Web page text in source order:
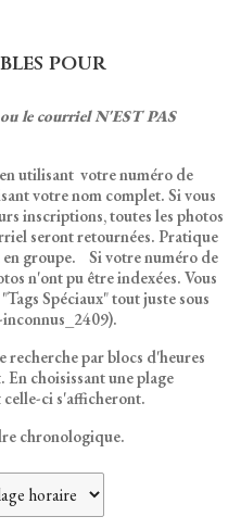
pour
le courriel N'EST PAS
utilisant votre numéro de
votre nom complet. Si vous
inscriptions, toutes les photos
seront retournées. Pratique
groupe. Si votre numéro de
n'ont pu être indexées. Vous
Spéciaux" tout juste sous
recherche par blocs d'heures
choisissant une plage
celle-ci s'afficheront.
chronologique.